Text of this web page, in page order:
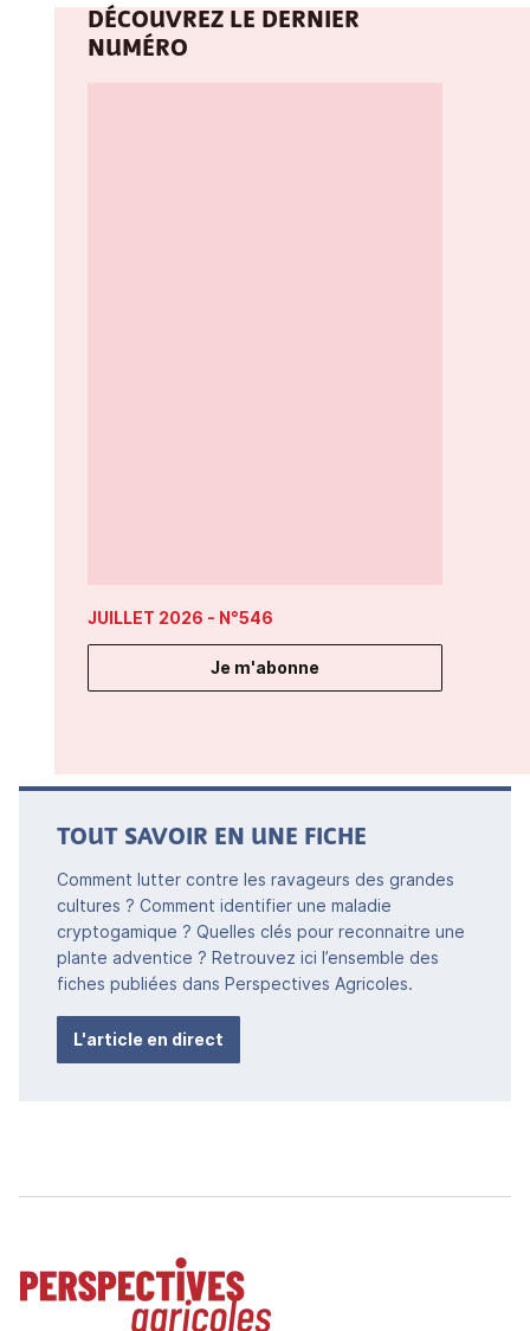
DÉCOUVREZ LE DERNIER
NUMÉRO
JUILLET 2026 - N°546
Je m'abonne
TOUT SAVOIR EN UNE FICHE
Comment lutter contre les ravageurs des grandes
cultures ? Comment identifier une maladie
cryptogamique ? Quelles clés pour reconnaitre une
plante adventice ? Retrouvez ici l’ensemble des
fiches publiées dans Perspectives Agricoles.
L'article en direct